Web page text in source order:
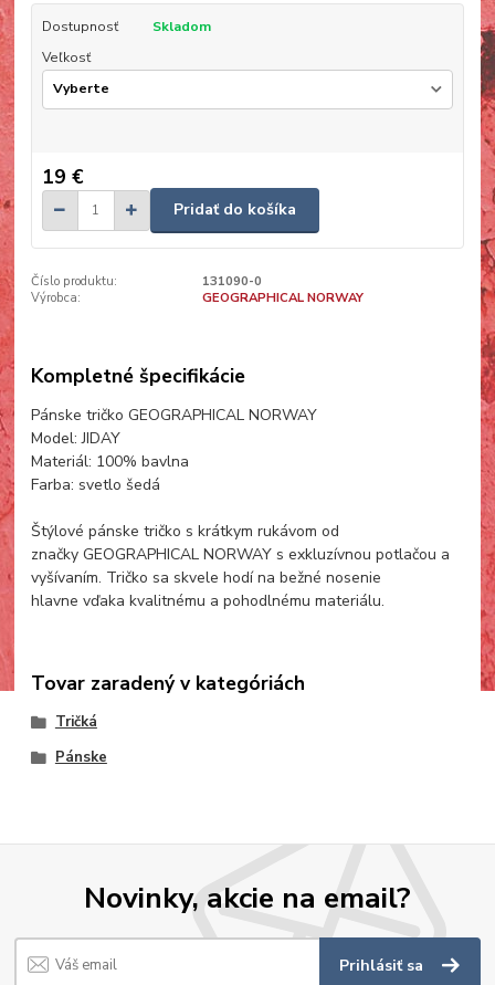
Dostupnosť
Skladom
Veľkosť
19 €
Pridať do košíka
Číslo produktu:
131090-0
Výrobca:
GEOGRAPHICAL NORWAY
Kompletné špecifikácie
Pánske tričko GEOGRAPHICAL NORWAY
Model: JIDAY
Materiál: 100% bavlna
Farba: svetlo šedá
Štýlové pánske tričko s krátkym rukávom od
značky GEOGRAPHICAL NORWAY s exkluzívnou potlačou a
vyšívaním. Tričko sa skvele hodí na bežné nosenie
hlavne vďaka kvalitnému a pohodlnému materiálu.
Tovar zaradený v kategóriách
Tričká
Pánske
Novinky, akcie na email?
Prihlásiť sa